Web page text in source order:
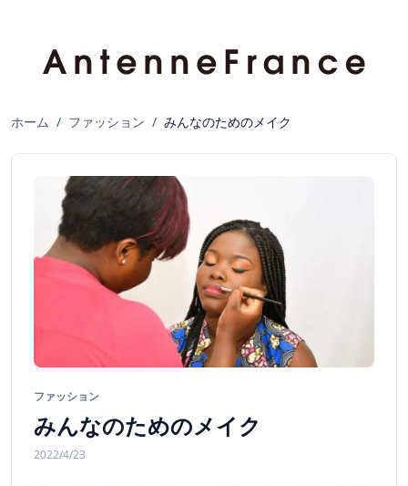
ホーム / ファッション / みんなのためのメイク
ファッション
みんなのためのメイク
2022/4/23